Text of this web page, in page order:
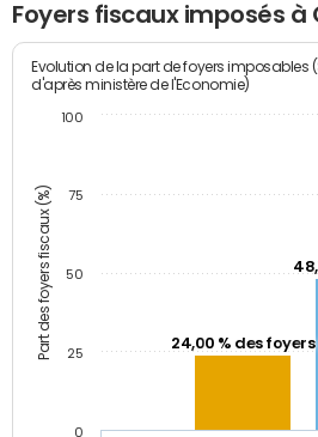
Foyers fiscaux imposés à
Part des foyers fiscaux (%)
Evolution de la part de foyers imposables
d'après ministère de l'Economie)
24,00 % des foyers
0
25
50
75
100